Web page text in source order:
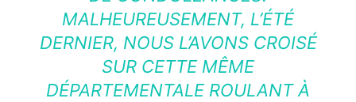
MALHEUREUSEMENT, L’ÉTÉ
DERNIER, NOUS L’AVONS CROISÉ
SUR CETTE MÊME
DÉPARTEMENTALE ROULANT À